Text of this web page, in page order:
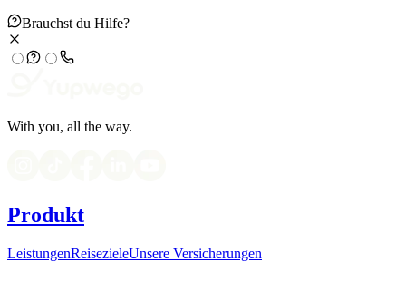
Brauchst du Hilfe?
With you, all the way.
Produkt
LeistungenReisezieleUnsere Versicherungen